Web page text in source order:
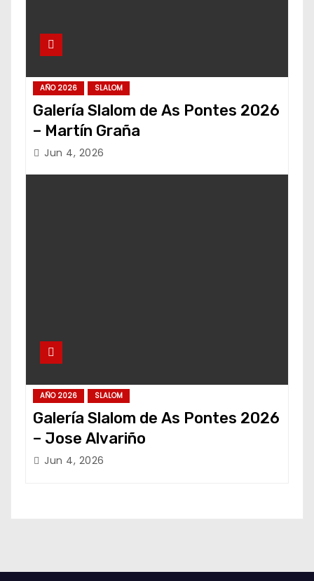
AÑO 2026 SLALOM
Galería Slalom de As Pontes 2026
– Martín Graña
Jun 4, 2026
AÑO 2026 SLALOM
Galería Slalom de As Pontes 2026
– Jose Alvariño
Jun 4, 2026